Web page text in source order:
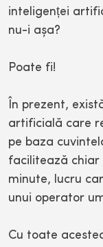
inteligenței
nu-i așa?
Poate fi!
În prezent,
artificială care
pe baza
facilitează chiar
minute, lucru
unui operator
Cu toate